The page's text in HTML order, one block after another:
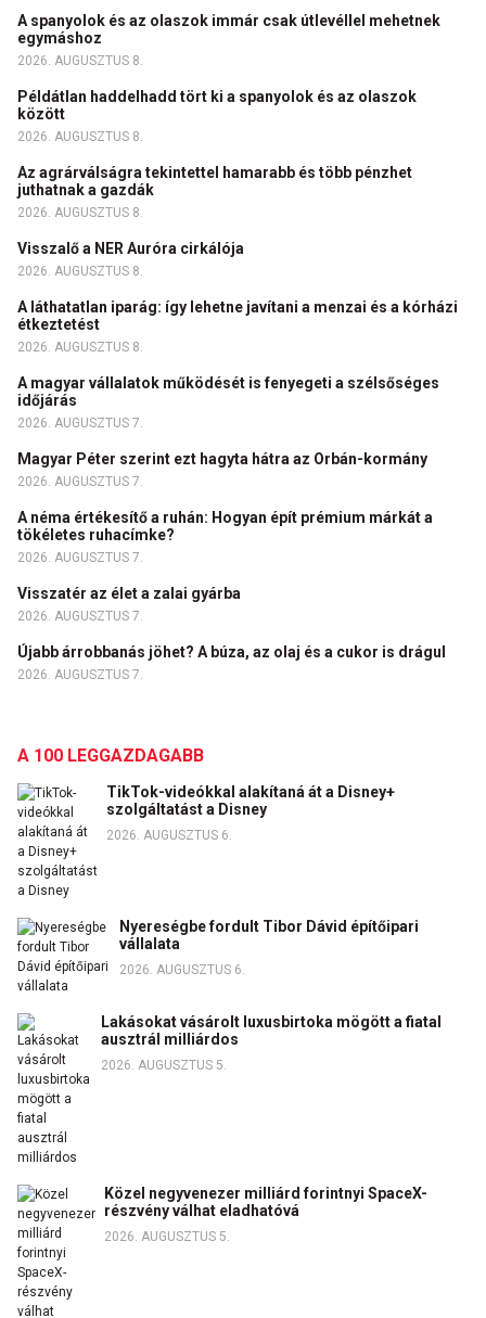
A spanyolok és az olaszok immár csak útlevéllel mehetnek
egymáshoz
2026. AUGUSZTUS 8.
Példátlan haddelhadd tört ki a spanyolok és az olaszok
között
2026. AUGUSZTUS 8.
Az agrárválságra tekintettel hamarabb és több pénzhet
juthatnak a gazdák
2026. AUGUSZTUS 8.
Visszalő a NER Auróra cirkálója
2026. AUGUSZTUS 8.
A láthatatlan iparág: így lehetne javítani a menzai és a kórházi
étkeztetést
2026. AUGUSZTUS 8.
A magyar vállalatok működését is fenyegeti a szélsőséges
időjárás
2026. AUGUSZTUS 7.
Magyar Péter szerint ezt hagyta hátra az Orbán-kormány
2026. AUGUSZTUS 7.
A néma értékesítő a ruhán: Hogyan épít prémium márkát a
tökéletes ruhacímke?
2026. AUGUSZTUS 7.
Visszatér az élet a zalai gyárba
2026. AUGUSZTUS 7.
Újabb árrobbanás jöhet? A búza, az olaj és a cukor is drágul
2026. AUGUSZTUS 7.
A 100 LEGGAZDAGABB
TikTok-videókkal alakítaná át a Disney+
szolgáltatást a Disney
2026. AUGUSZTUS 6.
Nyereségbe fordult Tibor Dávid építőipari
vállalata
2026. AUGUSZTUS 6.
Lakásokat vásárolt luxusbirtoka mögött a fiatal
ausztrál milliárdos
2026. AUGUSZTUS 5.
Közel negyvenezer milliárd forintnyi SpaceX-
részvény válhat eladhatóvá
2026. AUGUSZTUS 5.